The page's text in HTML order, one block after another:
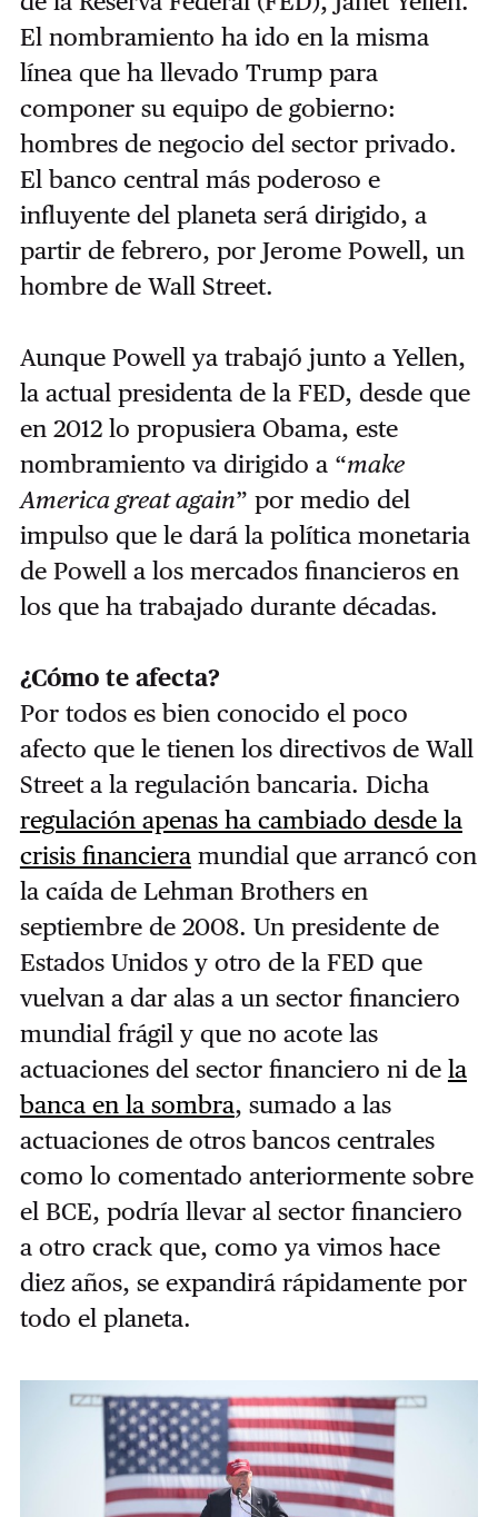
El nombramiento ha ido en la misma
línea que ha llevado Trump para
componer su equipo de gobierno:
hombres de negocio del sector privado.
El banco central más poderoso e
influyente del planeta será dirigido, a
partir de febrero, por Jerome Powell, un
hombre de Wall Street.
Aunque Powell ya trabajó junto a Yellen,
la actual presidenta de la FED, desde que
en 2012 lo propusiera Obama, este
nombramiento va dirigido a “make
America great again” por medio del
impulso que le dará la política monetaria
de Powell a los mercados financieros en
los que ha trabajado durante décadas.
¿Cómo te afecta?
Por todos es bien conocido el poco
afecto que le tienen los directivos de Wall
Street a la regulación bancaria. Dicha
regulación apenas ha cambiado desde la
crisis financieramundial que arrancó con
la caída de Lehman Brothers en
septiembre de 2008. Un presidente de
Estados Unidos y otro de la FED que
vuelvan a dar alas a un sector financiero
mundial frágil y que no acote las
actuaciones del sector financiero ni de la
banca en la sombra, sumado a las
actuaciones de otros bancos centrales
como lo comentado anteriormente sobre
el BCE, podría llevar al sector financiero
a otro crack que, como ya vimos hace
diez años, se expandirá rápidamente por
todo el planeta.